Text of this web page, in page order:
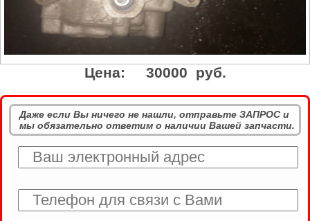
Цена: 30000 руб.
Даже если Вы ничего не нашли, отправьте ЗАПРОС и
мы обязательно ответим о наличии Вашей запчасти.